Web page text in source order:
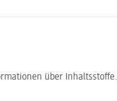
über Inhaltsstoffe.